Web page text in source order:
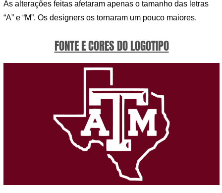
As alterações feitas afetaram apenas o tamanho das letras
“A” e “M”. Os designers os tornaram um pouco maiores.
FONTE E CORES DO LOGOTIPO